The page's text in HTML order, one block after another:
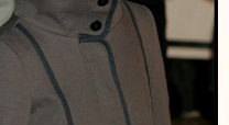
Jacovides/Bestimage